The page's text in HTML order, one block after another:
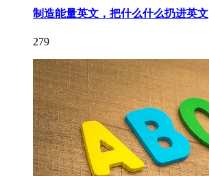
制造能量英文，把什么什么扔进英文
279